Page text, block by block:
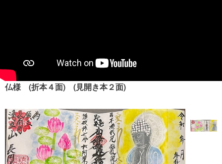
仏様 (折本４面) (見開き本２面)